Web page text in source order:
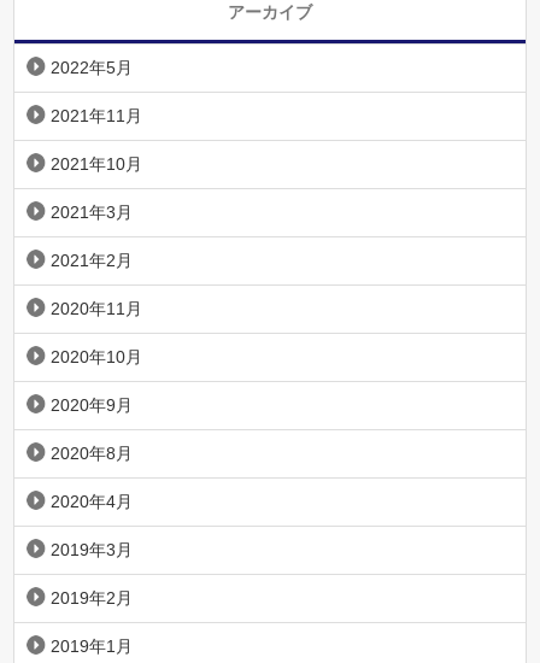
アーカイブ
2022年5月
2021年11月
2021年10月
2021年3月
2021年2月
2020年11月
2020年10月
2020年9月
2020年8月
2020年4月
2019年3月
2019年2月
2019年1月